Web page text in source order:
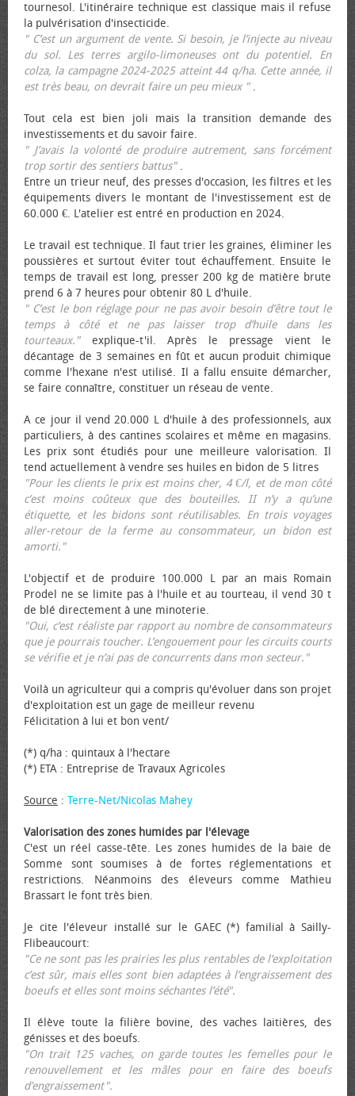
tournesol. L'itinéraire technique est classique mais il refuse
la pulvérisation d'insecticide.
" C’est un argument de vente. Si besoin, je l’injecte au niveau
du sol. Les terres argilo-limoneuses ont du potentiel. En
colza, la campagne 2024-2025 atteint 44 q/ha. Cette année, il
est très beau, on devrait faire un peu mieux ".
Tout cela est bien joli mais la transition demande des
investissements et du savoir faire.
" J’avais la volonté de produire autrement, sans forcément
trop sortir des sentiers battus".
Entre un trieur neuf, des presses d'occasion, les filtres et les
équipements divers le montant de l'investissement est de
60.000 €. L'atelier est entré en production en 2024.
Le travail est technique. Il faut trier les graines, éliminer les
poussières et surtout éviter tout échauffement. Ensuite le
temps de travail est long, presser 200 kg de matière brute
prend 6 à 7 heures pour obtenir 80 L d'huile.
" C’est le bon réglage pour ne pas avoir besoin d’être tout le
temps à côté et ne pas laisser trop d’huile dans les
tourteaux."explique-t'il. Après le pressage vient le
décantage de 3 semaines en fût et aucun produit chimique
comme l'hexane n'est utilisé. Il a fallu ensuite démarcher,
se faire connaître, constituer un réseau de vente.
A ce jour il vend 20.000 L d'huile à des professionnels, aux
particuliers, à des cantines scolaires et même en magasins.
Les prix sont étudiés pour une meilleure valorisation. Il
tend actuellement à vendre ses huiles en bidon de 5 litres
"Pour les clients le prix est moins cher, 4 €/l, et de mon côté
c’est moins coûteux que des bouteilles. II n’y a qu’une
étiquette, et les bidons sont réutilisables. En trois voyages
aller-retour de la ferme au consommateur, un bidon est
amorti."
L'objectif et de produire 100.000 L par an mais Romain
Prodel ne se limite pas à l'huile et au tourteau, il vend 30 t
de blé directement à une minoterie.
"Oui, c’est réaliste par rapport au nombre de consommateurs
que je pourrais toucher. L’engouement pour les circuits courts
se vérifie et je n’ai pas de concurrents dans mon secteur."
Voilà un agriculteur qui a compris qu'évoluer dans son projet
d'exploitation est un gage de meilleur revenu
Félicitation à lui et bon vent/
(*) q/ha : quintaux à l'hectare
(*) ETA : Entreprise de Travaux Agricoles
Source : Terre-Net/Nicolas Mahey
Valorisation des zones humides par l'élevage
C'est un réel casse-tête. Les zones humides de la baie de
Somme sont soumises à de fortes réglementations et
restrictions. Néanmoins des éleveurs comme Mathieu
Brassart le font très bien.
Je cite l'éleveur installé sur le GAEC (*) familial à Sailly-
Flibeaucourt:
"Ce ne sont pas les prairies les plus rentables de l’exploitation
c’est sûr, mais elles sont bien adaptées à l’engraissement des
bœufs et elles sont moins séchantes l’été".
Il élève toute la filière bovine, des vaches laitières, des
génisses et des bœufs.
"On trait 125 vaches, on garde toutes les femelles pour le
renouvellement et les mâles pour en faire des bœufs
d’engraissement".